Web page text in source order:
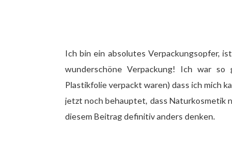
Ich bin ein absolutes Verpackungsopfer,
wunderschöne Verpackung! Ich war so
Plastikfolie verpackt waren) dass ich mich
jetzt noch behauptet, dass Naturkosmetik
diesem Beitrag definitiv anders denken.